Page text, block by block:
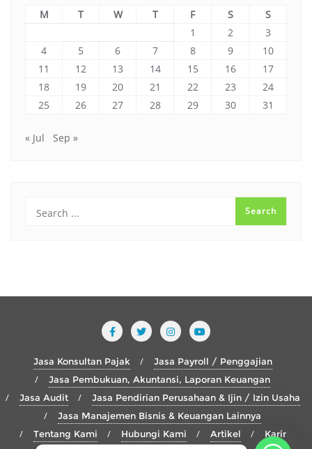
M T W T F S
S
1
2
3
4
5 6 7 8 9
10
11
12 13 14 15 16
17
18
19 20 21 22 23
24
25
26 27 28 29 30 31
« Jul Sep »
Jasa Konsultan Pajak
Jasa Payroll / Penggajian
Jasa Pembukuan, Akuntansi, Laporan Keuangan
Jasa Audit
Jasa Pendirian Perusahaan & Ijin / Izin Usaha
Jasa Manajemen Bisnis & Keuangan Lainnya
Tentang Kami
Hubungi Kami Artikel Karir